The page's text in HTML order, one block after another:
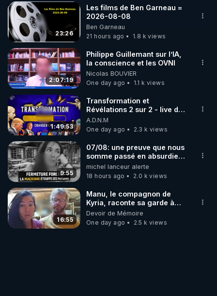
▶ 30 jours gratuit sur l’application de méditation et
de bien-être ENVOL :
Rendez-vous sur https://www.envol.app/code
le code : REGENERE
23:26
Les films de Ben Garneau =
2026-08-08
Ben Garneau
21 hours ago
1.8 k views
2:07:19
Philippe Guillemant sur l’IA,
la conscience et les OVNI
Nicolas BOUVIER
One day ago
1.1 k views
1:49:53
Transformation et
Révélations 2 sur 2 - live du
07/08/26
A.D.N.M
One day ago
2.3 k views
9:55
07/08: une preuve que nous
somme passé en absurdie
une dictature qui veut faire
taire ses opposant !
michel lanceur alerte
18 hours ago
2.0 k views
16:55
Manu, le compagnon de
Kyria, raconte sa garde à
vue musclée. PARTAGEZ!
Devoir de Mémoire
One day ago
2.5 k views